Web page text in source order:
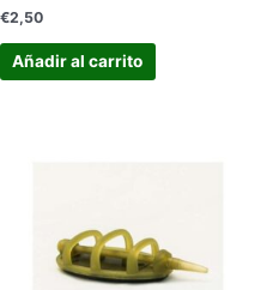
€2,50
Añadir al carrito